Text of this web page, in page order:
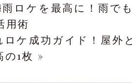
ロケを最高に！雨で
用術
ロケ成功ガイド！屋外
の1枚 »